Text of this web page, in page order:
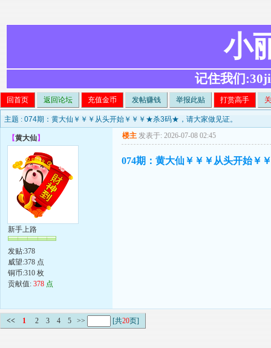
小
记住我们
回首页 返回论坛 充值金币 发帖赚钱 举报此贴 打赏高手
主题 : 074期：黄大仙￥￥￥从头开始￥￥￥★杀3码★，请大家做见证。
【黄大仙】
新手上路
发贴:378
威望:378 点
铜币:310 枚
贡献值: 378 点
楼主 发表于: 2026-07-08 02:45
074期：黄大仙￥￥￥从头开始
<< 1 2 3 4 5 >> [共20页]